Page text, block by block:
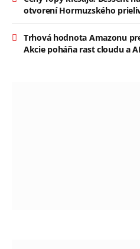
otvorení Hormuzského
Trhová hodnota Amazonu
Akcie poháňa rast cloudu a AI